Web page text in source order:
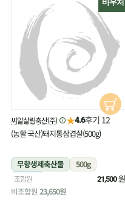
바우처
씨알살림축산(주) ★4.6후기 12
(농할 국산)돼지통삼겹살(500g)
무항생제축산물
500g
냉장
조합원 21,500원
비조합원 23,650원